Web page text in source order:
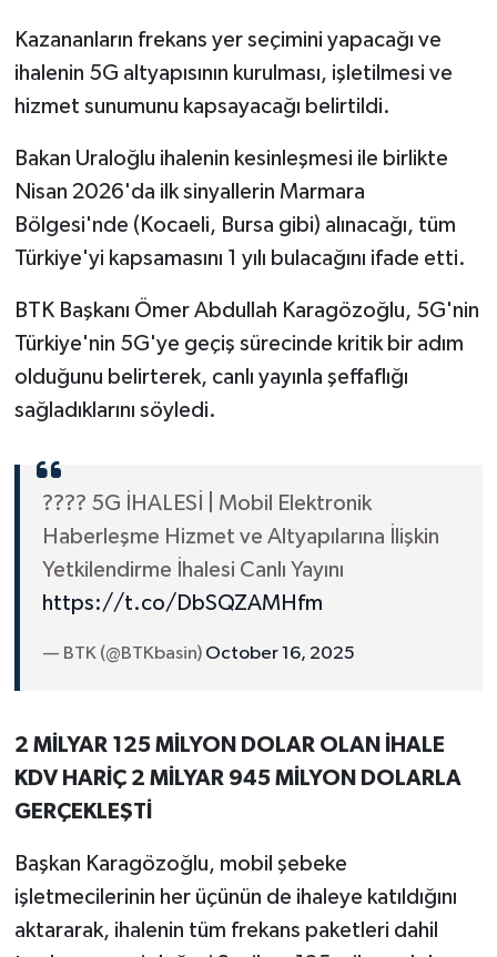
Kazananların frekans yer seçimini yapacağı ve
ihalenin 5G altyapısının kurulması, işletilmesi ve
hizmet sunumunu kapsayacağı belirtildi.
Bakan Uraloğlu ihalenin kesinleşmesi ile birlikte
Nisan 2026'da ilk sinyallerin Marmara
Bölgesi'nde (Kocaeli, Bursa gibi) alınacağı, tüm
Türkiye'yi kapsamasını 1 yılı bulacağını ifade etti.
BTK Başkanı Ömer Abdullah Karagözoğlu, 5G'nin
Türkiye'nin 5G'ye geçiş sürecinde kritik bir adım
olduğunu belirterek, canlı yayınla şeffaflığı
sağladıklarını söyledi.
???? 5G İHALESİ | Mobil Elektronik
Haberleşme Hizmet ve Altyapılarına İlişkin
Yetkilendirme İhalesi Canlı Yayını
https://t.co/DbSQZAMHfm
— BTK (@BTKbasin) October 16, 2025
2 MİLYAR 125 MİLYON DOLAR OLAN İHALE
KDV HARİÇ 2 MİLYAR 945 MİLYON DOLARLA
GERÇEKLEŞTİ
Başkan Karagözoğlu, mobil şebeke
işletmecilerinin her üçünün de ihaleye katıldığını
aktararak, ihalenin tüm frekans paketleri dahil